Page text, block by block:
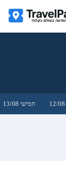
חמישי 13/08